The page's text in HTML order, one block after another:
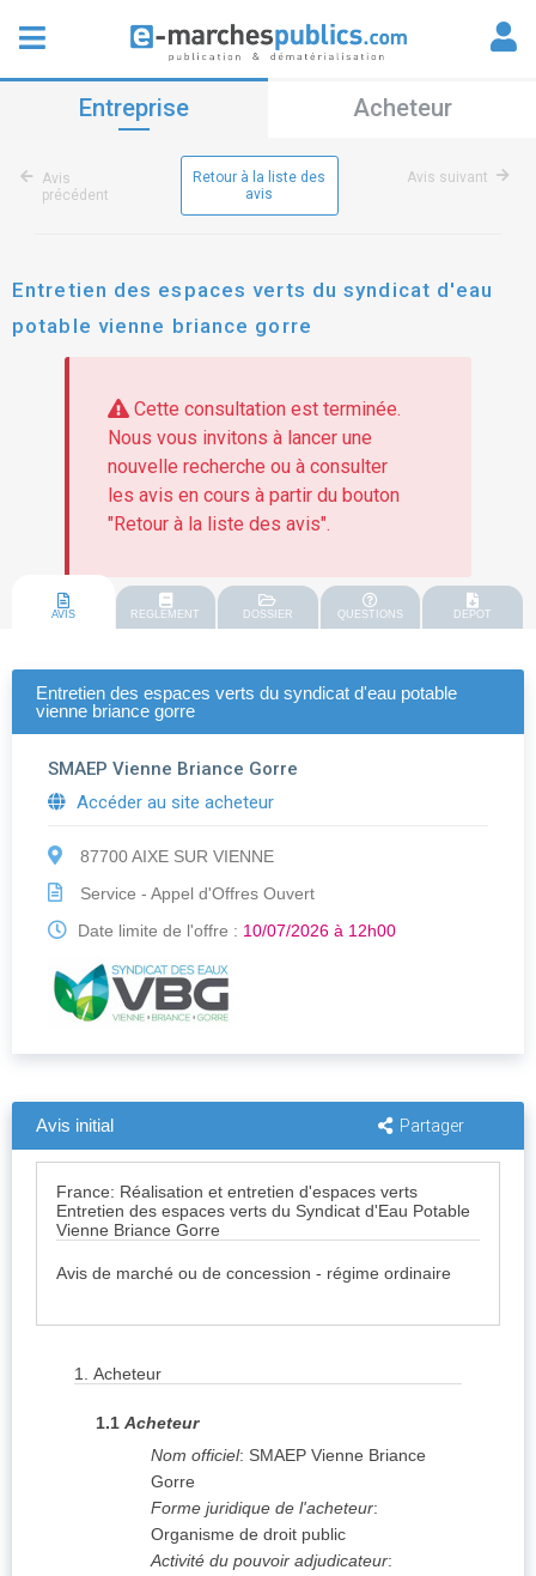
Entreprise Acheteur
Avis
précédent
Retour à la liste des
avis
Avis suivant
Entretien des espaces verts du syndicat d'eau
potable vienne briance gorre
Cette consultation est terminée.
Nous vous invitons à lancer une
nouvelle recherche ou à consulter
les avis en cours à partir du bouton
"Retour à la liste des avis".
AVIS REGLEMENT DOSSIER QUESTIONS DEPOT
Entretien des espaces verts du syndicat d'eau potable
vienne briance gorre
SMAEP Vienne Briance Gorre
Accéder au site acheteur
87700 AIXE SUR VIENNE
Service - Appel d'Offres Ouvert
Date limite de l'offre : 10/07/2026 à 12h00
Avis initial Partager
France: Réalisation et entretien d'espaces verts
Entretien des espaces verts du Syndicat d'Eau Potable
Vienne Briance Gorre
Avis de marché ou de concession - régime ordinaire
1. Acheteur
1.1 Acheteur
Nom officiel: SMAEP Vienne Briance
Gorre
Forme juridique de l'acheteur:
Organisme de droit public
Activité du pouvoir adjudicateur: